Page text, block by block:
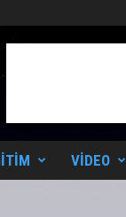
VIDEO